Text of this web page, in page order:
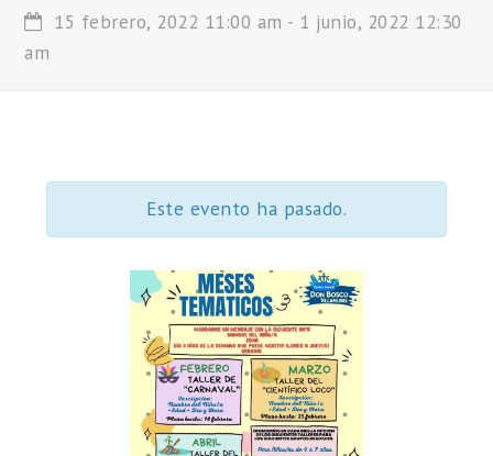
15 febrero, 2022 11:00 am - 1 junio, 2022 12:30
am
Este evento ha pasado.